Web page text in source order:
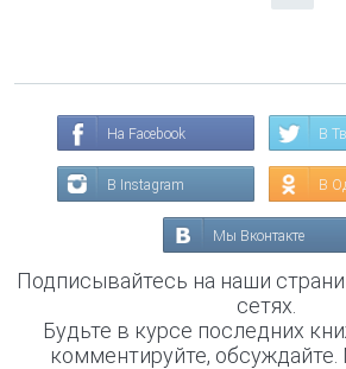
На Facebook В
В Instagram В
Мы Вконтакте
Подписывайтесь на наши
сетях.
Будьте в курсе последних
комментируйте,